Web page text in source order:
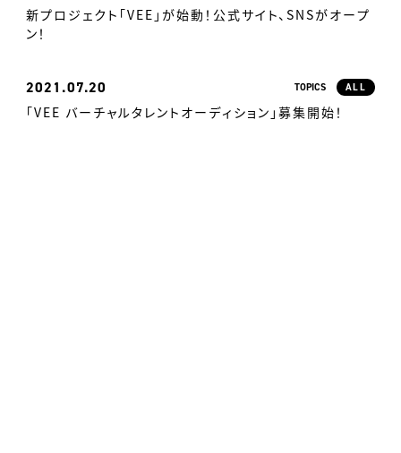
新プロジェクト「VEE」が始動！公式サイト、SNSがオープ
ン！
2021 07.20 TOPICS ALL
「VEE バーチャルタレントオーディション」募集開始！